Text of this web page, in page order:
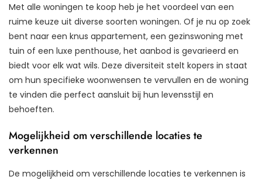
Met alle woningen te koop heb je het voordeel van een
ruime keuze uit diverse soorten woningen. Of je nu op zoek
bent naar een knus appartement, een gezinswoning met
tuin of een luxe penthouse, het aanbod is gevarieerd en
biedt voor elk wat wils. Deze diversiteit stelt kopers in staat
om hun specifieke woonwensen te vervullen en de woning
te vinden die perfect aansluit bij hun levensstijl en
behoeften.
Mogelijkheid om verschillende locaties te
verkennen
De mogelijkheid om verschillende locaties te verkennen is